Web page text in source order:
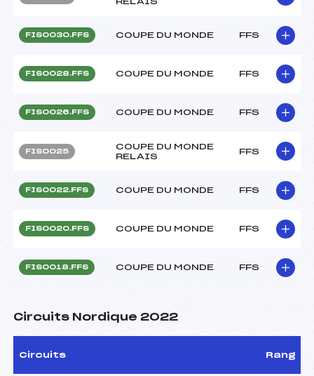
FIS0030.FFS COUPE DU MONDE FFS
FIS0028.FFS COUPE DU MONDE FFS
FIS0026.FFS COUPE DU MONDE FFS
FIS0025
COUPE DU MONDE
RELAIS
FFS
FIS0022.FFS COUPE DU MONDE FFS
FIS0020.FFS COUPE DU MONDE FFS
FIS0018.FFS COUPE DU MONDE FFS
Circuits Nordique 2022
Circuits Rang